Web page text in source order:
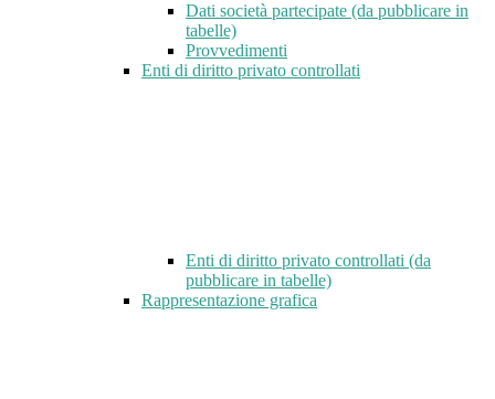
Dati società partecipate (da pubblicare in
tabelle)
Provvedimenti
Enti di diritto privato controllati
Enti di diritto privato controllati (da
pubblicare in tabelle)
Rappresentazione grafica